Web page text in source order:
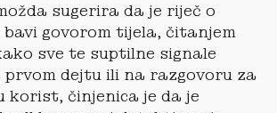
sugerira da je riječ o
govorom tijela, čitanjem
sve te suptilne signale
dejtu ili na razgovoru za
korist, činjenica je da je